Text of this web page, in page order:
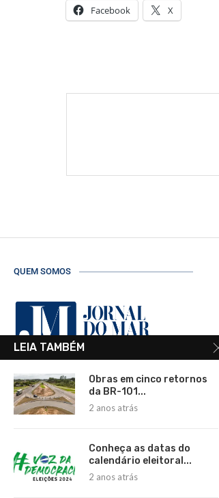
Facebook X
QUEM SOMOS
R. Manoel de Matos Pereira, 40 -
Centro, Torres - RS, 95560-000
Telefone: (51) 3664-4188
comercial@jornaldomar.combr
Email:
imprensa@jornaldomar.combr
LEIA TAMBÉM
Obras em cinco retornos
da BR-101...
2 anos atrás
Conheça as datas do
calendário eleitoral...
2 anos atrás